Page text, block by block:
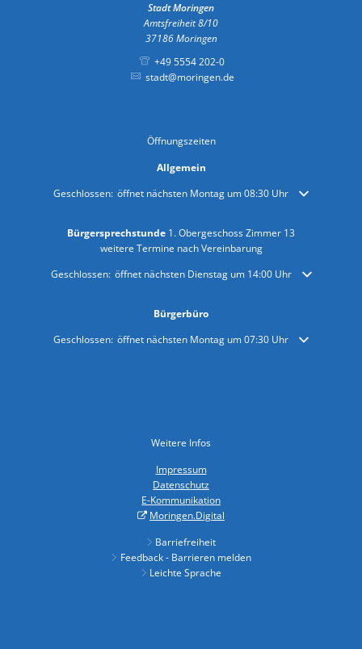
Stadt Moringen
Amtsfreiheit 8/10
37186 Moringen
+49 5554 202-0
stadt@moringen.de
Öffnungszeiten
Allgemein
Klicken, um weitere Öffnungs- oder Schließzeiten auszublenden
Geschlossen: öffnet nächsten Montag um 08:30 Uhr
Bürgersprechstunde 1. Obergeschoss Zimmer 13
weitere Termine nach Vereinbarung
Klicken, um weitere Öffnungs- oder Schließzeiten auszublenden
Geschlossen: öffnet nächsten Dienstag um 14:00 Uhr
Bürgerbüro
Klicken, um weitere Öffnungs- oder Schließzeiten auszublenden
Geschlossen: öffnet nächsten Montag um 07:30 Uhr
Weitere Infos
Impressum
Datenschutz
E-Kommunikation
Moringen.Digital
Barriefreiheit
Feedback - Barrieren melden
Leichte Sprache